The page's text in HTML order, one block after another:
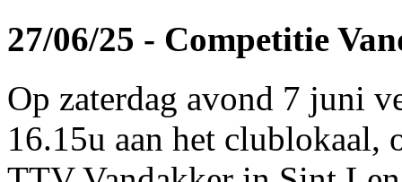
27/06/25 - Competitie
Op zaterdag avond 7 juni
16.15u aan het clublokaal,